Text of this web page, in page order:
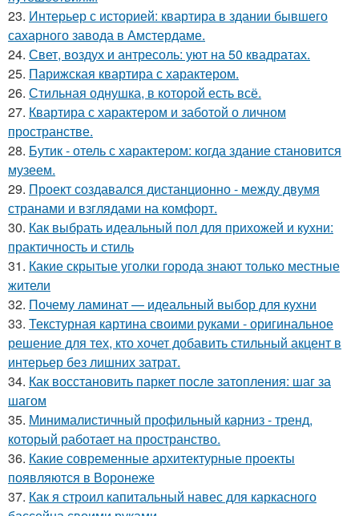
23. Интерьер с историей: квартира в здании бывшего
сахарного завода в Амстердаме.
24. Свет, воздух и антресоль: уют на 50 квадратах.
25. Парижская квартира с характером.
26. Стильная однушка, в которой есть всё.
27. Квартира с характером и заботой о личном
пространстве.
28. Бутик - отель с характером: когда здание становится
музеем.
29. Проект создавался дистанционно - между двумя
странами и взглядами на комфорт.
30. Как выбрать идеальный пол для прихожей и кухни:
практичность и стиль
31. Какие скрытые уголки города знают только местные
жители
32. Почему ламинат — идеальный выбор для кухни
33. Текстурная картина своими руками - оригинальное
решение для тех, кто хочет добавить стильный акцент в
интерьер без лишних затрат.
34. Как восстановить паркет после затопления: шаг за
шагом
35. Минималистичный профильный карниз - тренд,
который работает на пространство.
36. Какие современные архитектурные проекты
появляются в Воронеже
37. Как я строил капитальный навес для каркасного